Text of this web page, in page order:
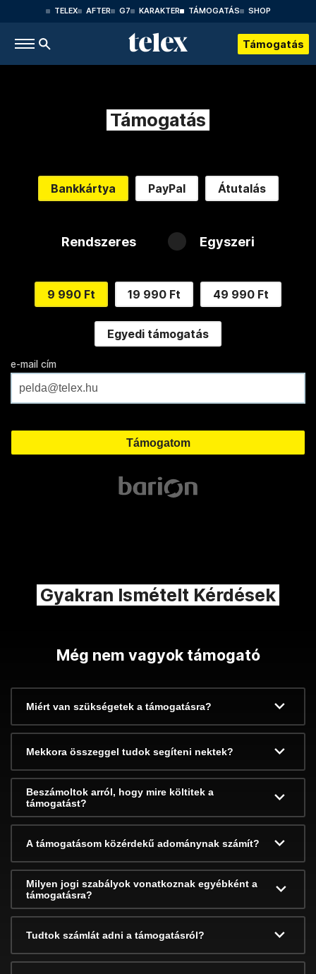
TELEX AFTER G7 KARAKTER TÁMOGATÁS SHOP
Támogatás
Támogatás
Bankkártya PayPal Átutalás
Rendszeres Egyszeri
9 990 Ft 19 990 Ft 49 990 Ft
Egyedi támogatás
e-mail cím
Gyakran Ismételt Kérdések
Még nem vagyok támogató
Miért van szükségetek a támogatásra?
Mekkora összeggel tudok segíteni nektek?
Beszámoltok arról, hogy mire költitek a
támogatást?
A támogatásom közérdekű adománynak számít?
Milyen jogi szabályok vonatkoznak egyébként a
támogatásra?
Tudtok számlát adni a támogatásról?